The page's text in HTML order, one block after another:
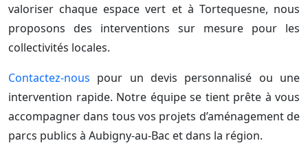
valoriser chaque espace vert et à Tortequesne, nous
proposons des interventions sur mesure pour les
collectivités locales.
Contactez-nous pour un devis personnalisé ou une
intervention rapide. Notre équipe se tient prête à vous
accompagner dans tous vos projets d’aménagement de
parcs publics à Aubigny-au-Bac et dans la région.